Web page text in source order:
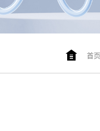
首页